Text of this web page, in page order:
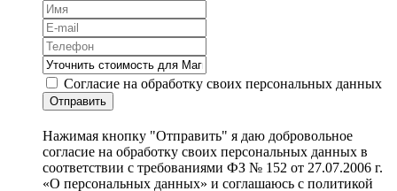
Согласие на обработку своих персональных данных
Отправить
Нажимая кнопку "Отправить" я даю добровольное
согласие на обработку своих персональных данных в
соответствии с требованиями ФЗ № 152 от 27.07.2006 г.
«О персональных данных» и соглашаюсь с политикой